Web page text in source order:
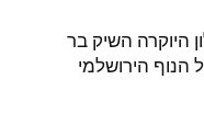
היוקרה השיק בר
הנוף הירושלמי